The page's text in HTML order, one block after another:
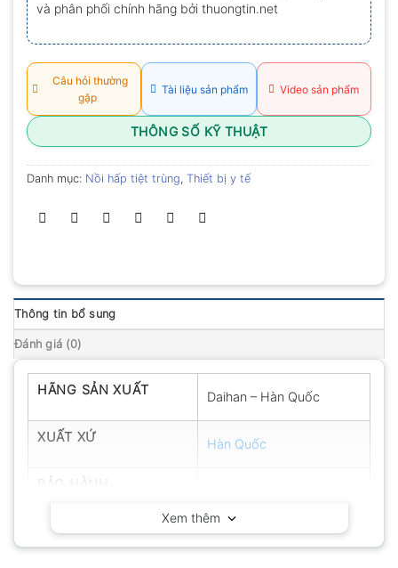
và phân phối chính hãng bởi thuongtin.net
Câu hỏi thường
gặp
Tài liệu sản phẩm Video sản phẩm
THÔNG SỐ KỸ THUẬT
Danh mục: Nồi hấp tiệt trùng, Thiết bị y tế
Thông tin bổ sung
Đánh giá (0)
HÃNG SẢN XUẤT Daihan – Hàn Quốc
XUẤT XỨ Hàn Quốc
Xem thêm